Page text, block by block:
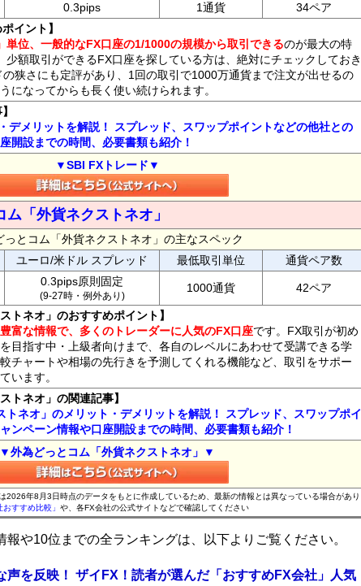
0.3pips 1通貨
34ペア
イント】
単位、一般的なFX口座の1/1000の規模から取引できるのが最大の特
少額取引ができるFX口座を探している方は、絶対にチェックしておき
狭さにも定評があり、1回の取引で1000万通貨まで注文が出せるの
になってからも長く使い続けられます。
デメリットを解説！ スプレッド、スワップポイントなどの他社との
開設までの時間、必要書類も紹介！
▼SBI FXトレード▼
「外貨ネクストネオ」
っとコム「外貨ネクストネオ」の主なスペック
ユーロ/米ドル スプレッド 最低取引単位
通貨ペア数
0.3pips原則固定
(9-27時・例外あり)
1000通貨 42ペア
トネオ」のおすすめポイント】
富な情報で、多くのトレーダーに人気のFX口座です。FX取引が初め
目指す中・上級者向けまで、各自のレベルにあわせて受講できる学
チャートや相場の先行きを予測してくれる機能など、取引をサポー
います。
トネオ」の関連記事】
トネオ」のメリット・デメリットを解説！ スプレッド、スワップポイ
ンペーン情報や口座開設までの時間、必要書類も紹介！
▼外為どっとコム「外貨ネクストネオ」▼
年8月3日時点のデータをもとに作成しているため、最新の情報とは異なっている場合があり
おすすめ比較」 や、各FX会社の公式サイトなどで確認してください
や10位までの全ランキングは、以下よりご覧ください。
声を反映！ ザイFX！読者が選んだ「おすすめFX会社」人気